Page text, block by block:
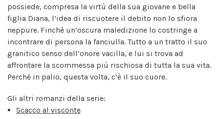
possiede, compresa la virtù della sua giovane e bella
figlia Diana, l’idea di riscuotere il debito non lo sfiora
neppure. Finché un’oscura maledizione lo costringe a
incontrare di persona la fanciulla. Tutto a un tratto il suo
granitico senso dell’onore vacilla, e lui si trova ad
affrontare la scommessa più rischiosa di tutta la sua vita.
Perché in palio, questa volta, c’è il suo cuore.
Gli altri romanzi della serie:
Scacco al visconte